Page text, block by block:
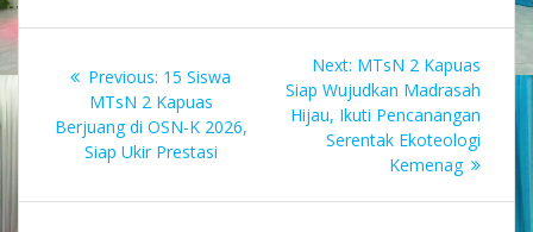
Previous: Previous
post:
15 Siswa
MTsN 2 Kapuas
Berjuang di OSN-K 2026,
Siap Ukir Prestasi
Next: Next
post:
MTsN 2 Kapuas
Siap Wujudkan Madrasah
Hijau, Ikuti Pencanangan
Serentak Ekoteologi
Kemenag